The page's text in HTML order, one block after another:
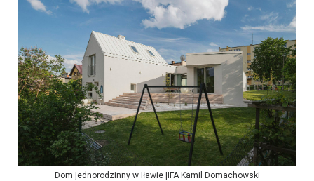
Dom jednorodzinny w Iławie |IFA Kamil Domachowski